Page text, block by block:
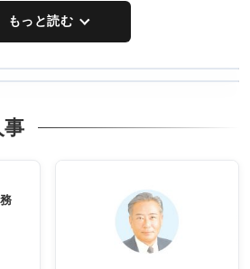
もっと読む
事